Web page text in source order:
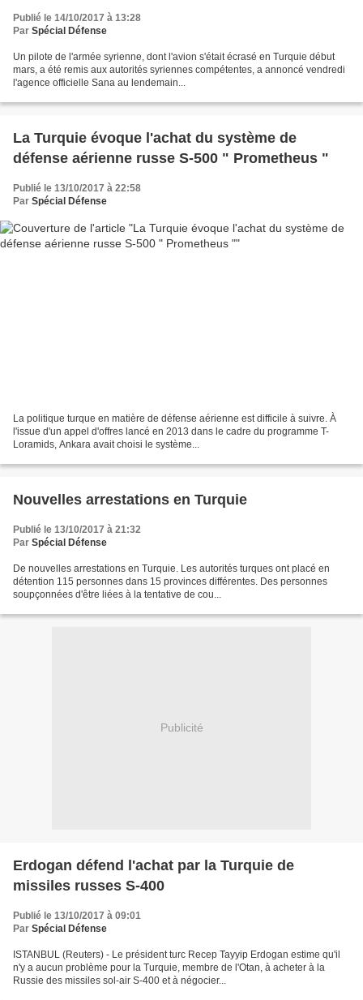
Publié le 14/10/2017 à 13:28
Par Spécial Défense
Un pilote de l'armée syrienne, dont l'avion s'était écrasé en Turquie début
mars, a été remis aux autorités syriennes compétentes, a annoncé vendredi
l'agence officielle Sana au lendemain...
La Turquie évoque l'achat du système de
défense aérienne russe S-500 " Prometheus "
Publié le 13/10/2017 à 22:58
Par Spécial Défense
La politique turque en matière de défense aérienne est difficile à suivre. À
l'issue d'un appel d'offres lancé en 2013 dans le cadre du programme T-
Loramids, Ankara avait choisi le système...
Nouvelles arrestations en Turquie
Publié le 13/10/2017 à 21:32
Par Spécial Défense
De nouvelles arrestations en Turquie. Les autorités turques ont placé en
détention 115 personnes dans 15 provinces différentes. Des personnes
soupçonnées d'être liées à la tentative de cou...
Publicité
Erdogan défend l'achat par la Turquie de
missiles russes S-400
Publié le 13/10/2017 à 09:01
Par Spécial Défense
ISTANBUL (Reuters) - Le président turc Recep Tayyip Erdogan estime qu'il
n'y a aucun problème pour la Turquie, membre de l'Otan, à acheter à la
Russie des missiles sol-air S-400 et à négocier...